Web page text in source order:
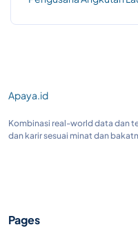
Apaya.id
Kombinasi real-world data dan
dan karir sesuai minat dan
Pages